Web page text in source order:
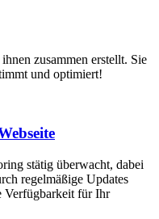
zusammen erstellt. Sie
und optimiert!
stätig überwacht, dabei
regelmäßige Updates
Verfügbarkeit für Ihr